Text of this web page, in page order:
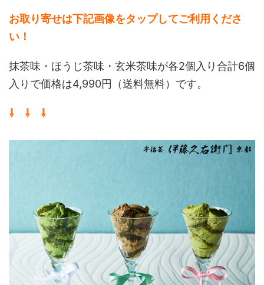
お取り寄せは下記画像をタップしてご利用くださ
い！
抹茶味・ほうじ茶味・玄米茶味が各2個入り合計6個
入りで価格は4,990円（送料無料）です。
⇩ ⇩ ⇩